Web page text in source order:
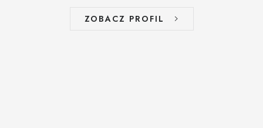
ZOBACZ PROFIL